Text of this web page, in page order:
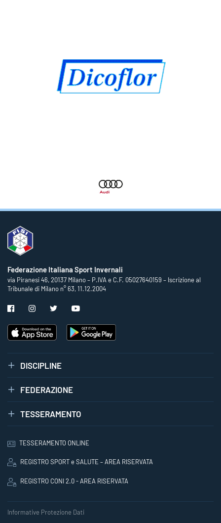
Federazione Italiana Sport Invernali
via Piranesi 46, 20137 Milano – P.IVA e C.F. 05027640159 – Iscrizione al
Tribunale di Milano n° 63, 11.12.2004
DISCIPLINE
FEDERAZIONE
TESSERAMENTO
TESSERAMENTO ONLINE
REGISTRO SPORT e SALUTE – AREA RISERVATA
REGISTRO CONI 2.0 - AREA RISERVATA
Informative Protezione Dati